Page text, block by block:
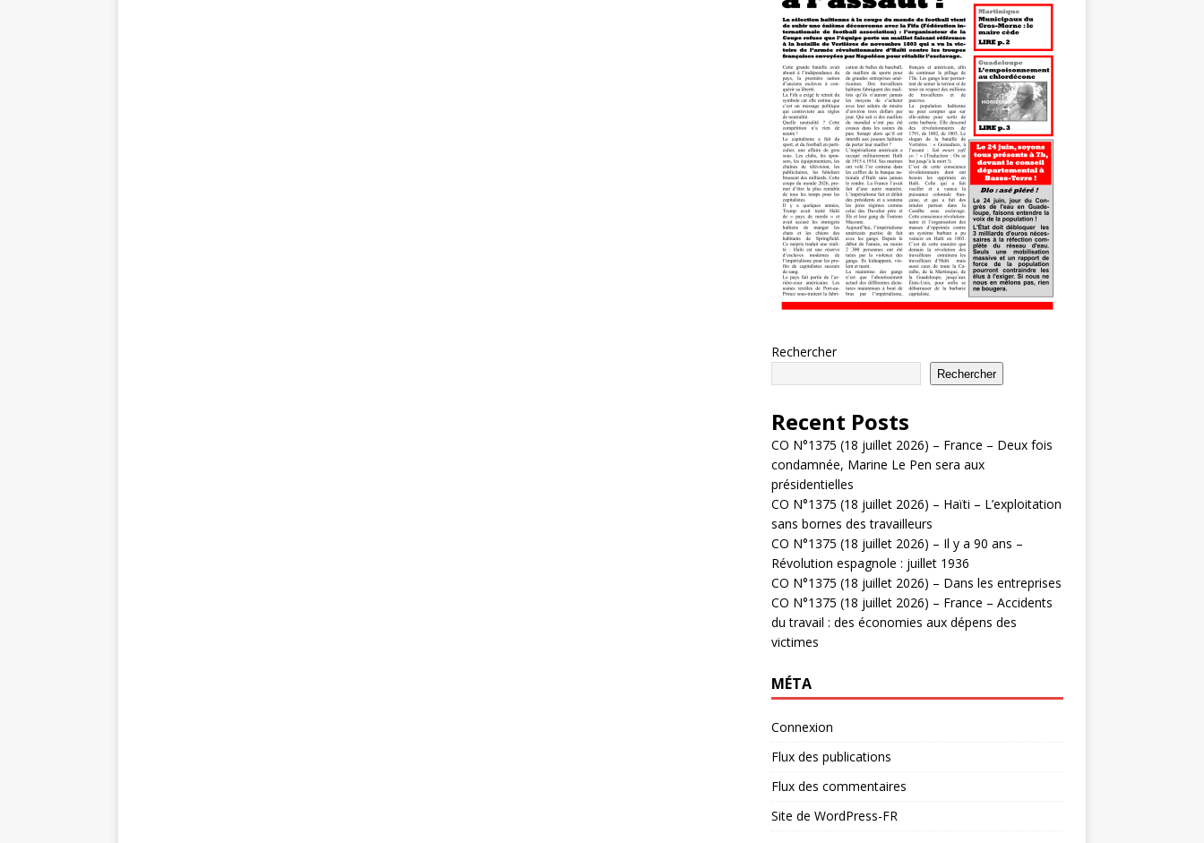
Rechercher
Rechercher
Recent Posts
CO N°1375 (18 juillet 2026) – France – Deux fois
condamnée, Marine Le Pen sera aux
présidentielles
CO N°1375 (18 juillet 2026) – Haïti – L’exploitation
sans bornes des travailleurs
CO N°1375 (18 juillet 2026) – Il y a 90 ans –
Révolution espagnole : juillet 1936
CO N°1375 (18 juillet 2026) – Dans les entreprises
CO N°1375 (18 juillet 2026) – France – Accidents
du travail : des économies aux dépens des
victimes
MÉTA
Connexion
Flux des publications
Flux des commentaires
Site de WordPress-FR